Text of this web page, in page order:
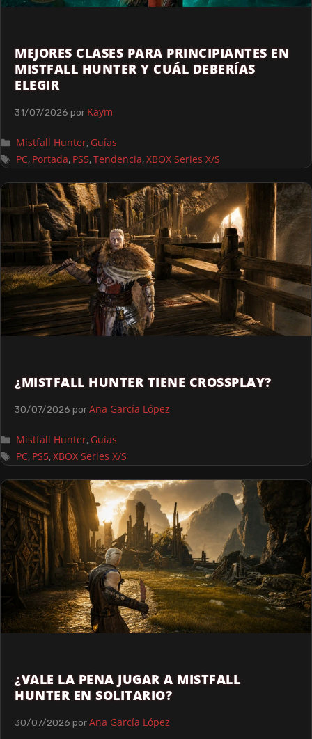
MEJORES CLASES PARA PRINCIPIANTES EN
MISTFALL HUNTER Y CUÁL DEBERÍAS
ELEGIR
31/07/2026 por Kaym
Mistfall Hunter, Guías
PC, Portada, PS5,Tendencia,XBOX Series X/S
¿MISTFALL HUNTER TIENE CROSSPLAY?
30/07/2026 porAna García López
Mistfall Hunter, Guías
PC, PS5,XBOX Series X/S
¿VALE LA PENA JUGAR A MISTFALL
HUNTER EN SOLITARIO?
30/07/2026 porAna García López